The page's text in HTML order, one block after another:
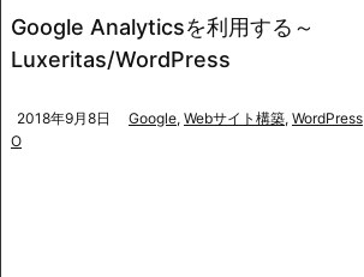
Google Analyticsを利用する～
Luxeritas/WordPress
2018年9月8日 Google, Webサイト構築, WordPress
O